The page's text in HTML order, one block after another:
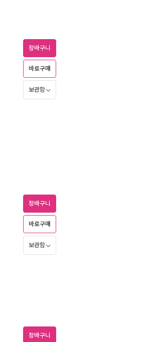
장바구니
바로구매
보관함
장바구니
바로구매
보관함
장바구니